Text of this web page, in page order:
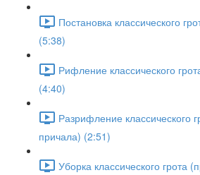
Постановка классического
(5:38)
Рифление классического
(4:40)
Разрифление классического
причала) (2:51)
Уборка классического грота